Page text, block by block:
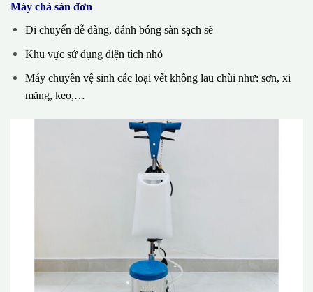
Máy chà sàn đơn
Di chuyển dễ dàng, đánh bóng sàn sạch sẽ
Khu vực sử dụng diện tích nhỏ
Máy chuyên vệ sinh các loại vết không lau chùi như: sơn, xi
măng, keo,…